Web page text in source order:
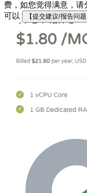
费，如您觉得满意，请
可以
【提交建议/报告问题